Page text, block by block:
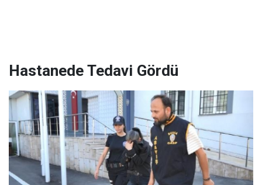
Hastanede Tedavi Gördü